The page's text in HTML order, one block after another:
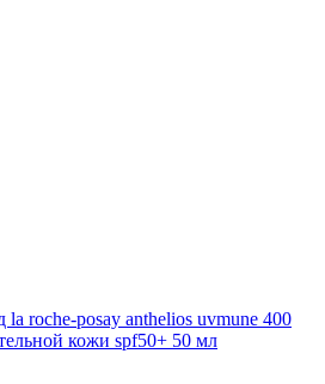
roche-posay anthelios uvmune 400
кожи spf50+ 50 мл